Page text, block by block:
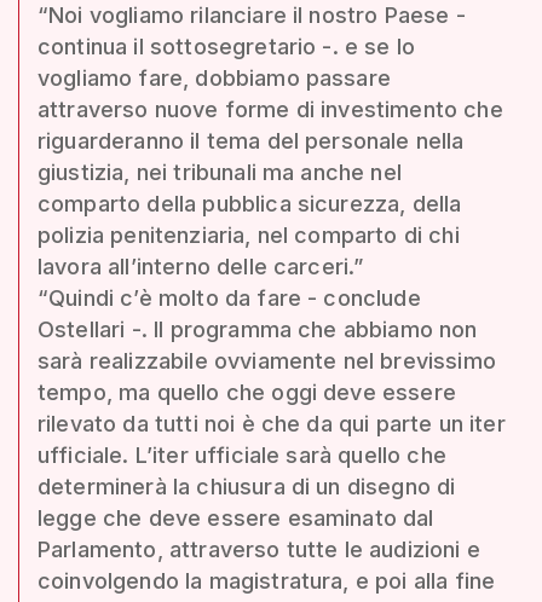
“Noi vogliamo rilanciare il nostro Paese -
continua il sottosegretario -. e se lo
vogliamo fare, dobbiamo passare
attraverso nuove forme di investimento che
riguarderanno il tema del personale nella
giustizia, nei tribunali ma anche nel
comparto della pubblica sicurezza, della
polizia penitenziaria, nel comparto di chi
lavora all’interno delle carceri.”
“Quindi c’è molto da fare - conclude
Ostellari -. Il programma che abbiamo non
sarà realizzabile ovviamente nel brevissimo
tempo, ma quello che oggi deve essere
rilevato da tutti noi è che da qui parte un iter
ufficiale. L’iter ufficiale sarà quello che
determinerà la chiusura di un disegno di
legge che deve essere esaminato dal
Parlamento, attraverso tutte le audizioni e
coinvolgendo la magistratura, e poi alla fine